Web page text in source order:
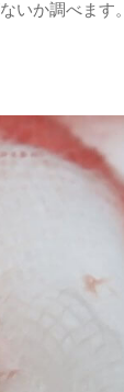
いか調べます。